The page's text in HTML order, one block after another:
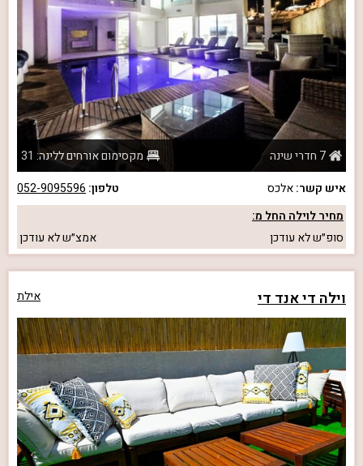
7 חדרי שינה
מקסימום אורחים ללינה: 31
איש קשר:אלכס טלפון: 052-9095596
מחיר לוילה החל מ:
סופ״שלא עודכן אמצ״שלא עודכן
וילה די אנד די אילת